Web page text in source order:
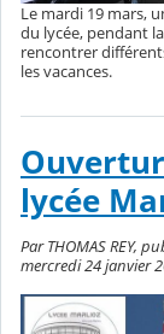
Le mardi 19 mars,
du lycée, pendant
rencontrer
les vacances.
lycée
Par THOMAS REY,
mercredi 24 janvier